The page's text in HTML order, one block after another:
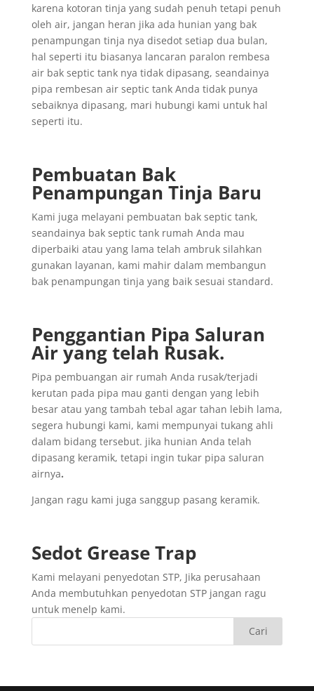
karena kotoran tinja yang sudah penuh tetapi penuh
oleh air, jangan heran jika ada hunian yang bak
penampungan tinja nya disedot setiap dua bulan,
hal seperti itu biasanya lancaran paralon rembesa
air bak septic tank nya tidak dipasang, seandainya
pipa rembesan air septic tank Anda tidak punya
sebaiknya dipasang, mari hubungi kami untuk hal
seperti itu.
Pembuatan Bak
Penampungan Tinja Baru
Kami juga melayani pembuatan bak septic tank,
seandainya bak septic tank rumah Anda mau
diperbaiki atau yang lama telah ambruk silahkan
gunakan layanan, kami mahir dalam membangun
bak penampungan tinja yang baik sesuai standard.
Penggantian Pipa Saluran
Air yangtelah Rusak.
Pipa pembuangan air rumah Anda rusak/terjadi
kerutan pada pipa mau ganti dengan yang lebih
besar atau yang tambah tebal agar tahan lebih lama,
segera hubungi kami, kami mempunyai tukang ahli
dalam bidang tersebut. jika hunian Anda telah
dipasang keramik, tetapi ingin tukar pipa saluran
airnya.
Jangan ragu kami juga sanggup pasang keramik.
Sedot Grease Trap
Kami melayani penyedotan STP, Jika perusahaan
Anda membutuhkan penyedotan STP jangan ragu
untuk menelp kami.